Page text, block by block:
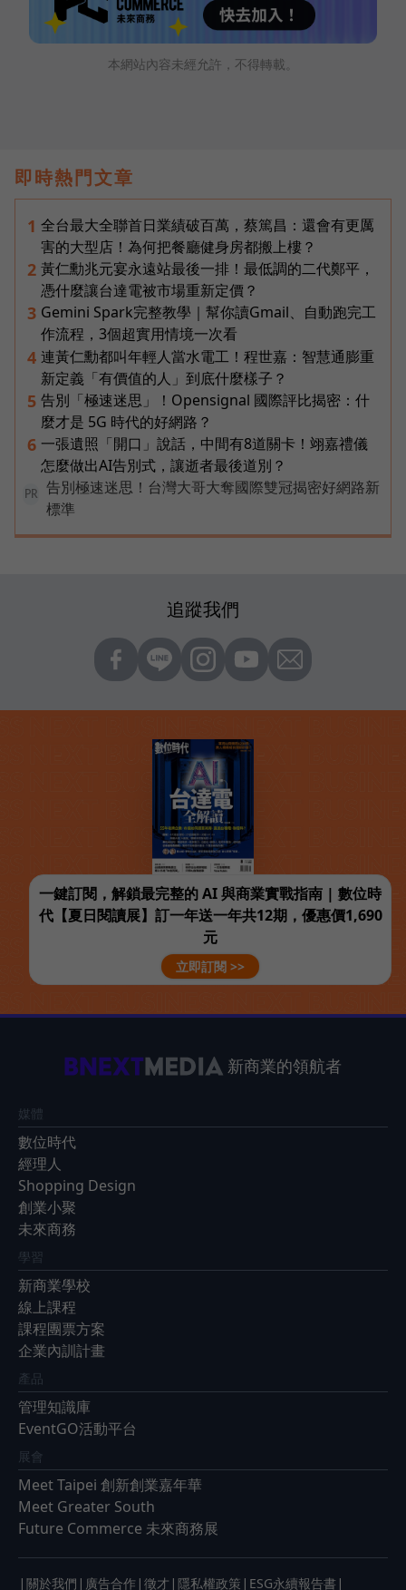
本網站內容未經允許，不得轉載。
即時熱門文章
1 全台最大全聯首日業績破百萬，蔡篤昌：還會有更厲
害的大型店！為何把餐廳健身房都搬上樓？
2 黃仁勳兆元宴永遠站最後一排！最低調的二代鄭平，
憑什麼讓台達電被市場重新定價？
3 Gemini Spark完整教學｜幫你讀Gmail、自動跑完工
作流程，3個超實用情境一次看
4 連黃仁勳都叫年輕人當水電工！程世嘉：智慧通膨重
新定義「有價值的人」到底什麼樣子？
5 告別「極速迷思」！Opensignal 國際評比揭密：什
麼才是 5G 時代的好網路？
6 一張遺照「開口」說話，中間有8道關卡！翊嘉禮儀
怎麼做出AI告別式，讓逝者最後道別？
PR
告別極速迷思！台灣大哥大奪國際雙冠揭密好網路新
標準
追蹤我們
一鍵訂閱，解鎖最完整的 AI 與商業實戰指南 | 數位時
代【夏日閱讀展】訂一年送一年共12期，優惠價1,690
元
立即訂閱 >>
新商業的領航者
媒體
數位時代
經理人
Shopping Design
創業小聚
未來商務
學習
新商業學校
線上課程
課程團票方案
企業內訓計畫
產品
管理知識庫
EventGO活動平台
展會
Meet Taipei 創新創業嘉年華
Meet Greater South
Future Commerce 未來商務展
| 關於我們 | 廣告合作 | 徵才 | 隱私權政策 | ESG永續報告書 |